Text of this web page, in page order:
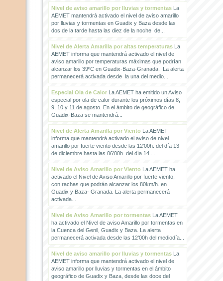
Nivel de aviso amarillo por lluvias y tormentasLa
AEMET mantendrá activado el nivel de aviso amarillo
por lluvias y tormentas en Guadix y Baza desde las
dos de la tarde hasta las diez de la noche de...
Nivel de Alerta Amarilla por altas temperaturasLa
AEMET informa que mantendrá activado el nivel de
aviso amarillo por temperaturas máximas que podrían
alcanzar los 39ºC en Guadix-Baza-Granada. La alerta
permanecerá activada desde la una del medio...
Especial Ola de CalorLa AEMET ha emitido un Aviso
especial por ola de calor durante los próximos días 8,
9, 10 y 11 de agosto. En el ámbito de geográfico de
Guadix-Baza se mantendrá...
Nivel de Alerta Amarilla por VientoLa AEMET
informa que mantendrá activado el aviso de nivel
amarillo por fuerte viento desde las 12'00h. del día 13
de diciembre hasta las 06'00h. del día 14....
Nivel de Aviso Amarillo por VientoLa AEMET ha
activado el Nivel de Aviso Amarillo por fuerte viento,
con rachas que podrán alcanzar los 80km/h. en
Guadix y Baza- Granada. La alerta permanecerá
activada...
Nivel de Aviso Amarillo por tormentasLa AEMET
ha activado el Nivel de aviso Amarillo por tormentas en
la Cuenca del Genil, Guadix y Baza. La alerta
permanecerá activada desde las 12'00h del mediodía...
Nivel de aviso amarillo por lluvias y tormentasLa
AEMET informa que mantendrá activado el nivel de
aviso amarillo por lluvias y tormentas en el ámbito
geográfico de Guadix y Baza, desde las doce del